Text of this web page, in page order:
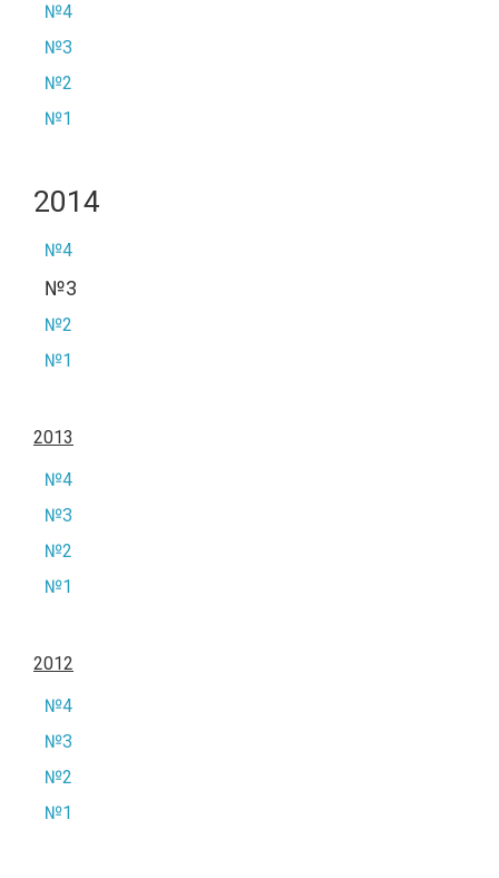
№4
№3
№2
№1
2014
№4
№3
№2
№1
2013
№4
№3
№2
№1
2012
№4
№3
№2
№1